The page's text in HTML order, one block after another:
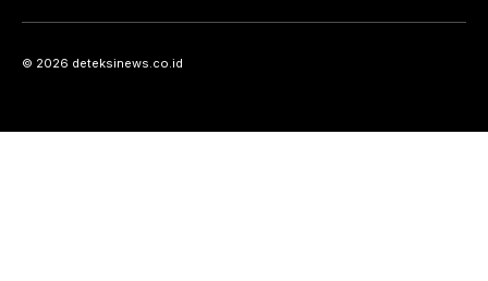
© 2026 deteksinews.co.id